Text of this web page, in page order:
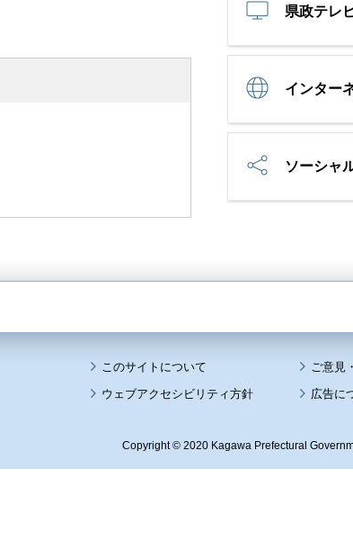
県政テレ
インター
ソーシャ
このサイトについて
ウェブアクセシビリティ方針 広告に
Copyright © 2020 Kagawa Prefectural